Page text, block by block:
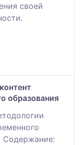
своей
образования
Содержание: